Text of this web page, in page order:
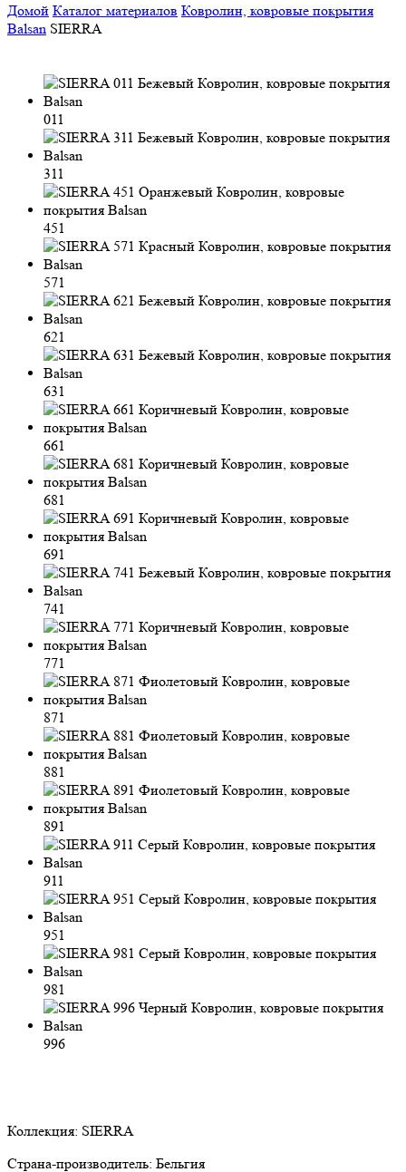
Домой Каталог материалов Ковролин, ковровые покрытия
Balsan SIERRA
011
311
451
571
621
631
661
681
691
741
771
871
881
891
911
951
981
996
Коллекция: SIERRA
Страна-производитель: Бельгия